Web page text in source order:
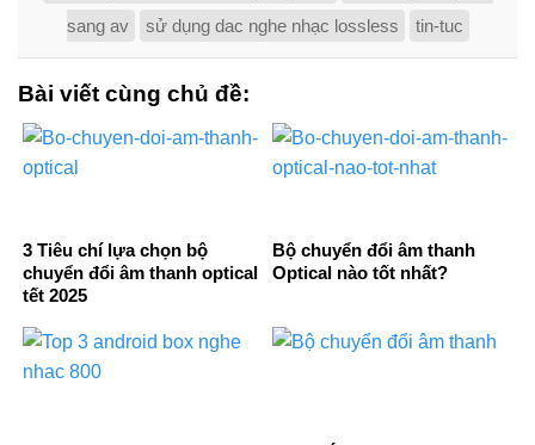
sang av
sử dụng dac nghe nhạc lossless tin-tuc
Bài viết cùng chủ đề:
3 Tiêu chí lựa chọn bộ
chuyển đổi âm thanh optical
tết 2025
Bộ chuyển đổi âm thanh
Optical nào tốt nhất?